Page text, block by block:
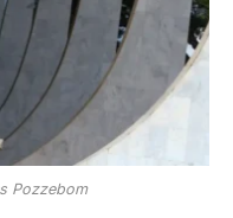
Pozzebom